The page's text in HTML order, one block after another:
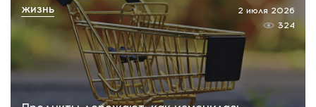
2 июля 2026
324
ЖИЗНЬ